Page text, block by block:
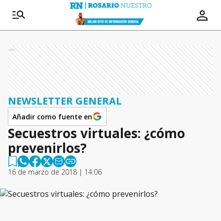
Ads
NEWSLETTER GENERAL
Añadir como fuente en
Secuestros virtuales: ¿cómo
prevenirlos?
16 de marzo de 2018 | 14:06